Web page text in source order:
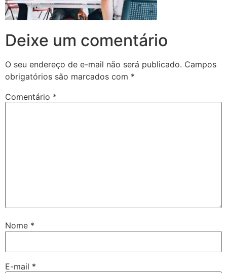
Deixe um comentário
O seu endereço de e-mail não será publicado. Campos
obrigatórios são marcados com *
Comentário *
Nome *
E-mail *